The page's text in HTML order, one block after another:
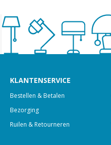
KLANTENSERVICE
Bestellen & Betalen
Bezorging
Ruilen & Retourneren